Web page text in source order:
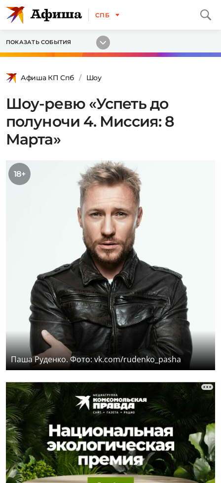
СПБ
ПОКАЗАТЬ СОБЫТИЯ
Афиша КП Спб Шоу
Шоу-ревю «Успеть до
полуночи 4. Миссия: 8
Марта»
18+
Паша Руденко. Фото: vk.com/rudenko_pasha